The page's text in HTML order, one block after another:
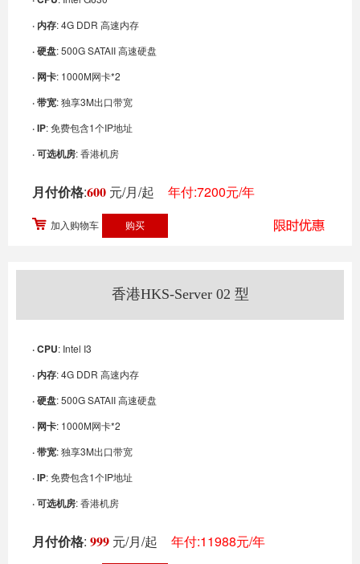
· 内存: 4G DDR 高速内存
· 硬盘: 500G SATAII 高速硬盘
· 网卡: 1000M网卡*2
· 带宽: 独享3M出口带宽
· IP: 免费包含1个IP地址
· 可选机房: 香港机房
月付价格:600 元/月/起 年付:7200元/年
加入购物车
香港HKS-Server 02 型
· CPU: Intel I3
· 内存: 4G DDR 高速内存
· 硬盘: 500G SATAII 高速硬盘
· 网卡: 1000M网卡*2
· 带宽: 独享3M出口带宽
· IP: 免费包含1个IP地址
· 可选机房: 香港机房
月付价格: 999 元/月/起 年付:11988元/年